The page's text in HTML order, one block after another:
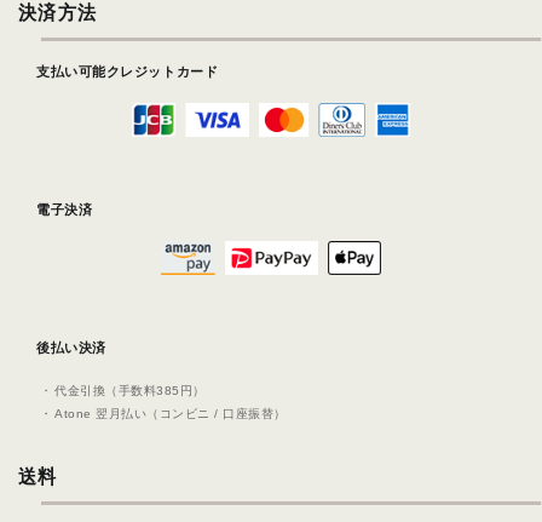
決済方法
支払い可能クレジットカード
電子決済
後払い決済
代⾦引換（⼿数料385円）
Atone 翌⽉払い（コンビニ / ⼝座振替）
送料